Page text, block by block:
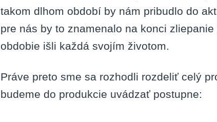
takom dlhom období by nám pribudlo do
pre nás by to znamenalo na konci
obdobie išli každá svojím životom.
Práve preto sme sa rozhodli rozdeliť celý
budeme do produkcie uvádzať postupne: